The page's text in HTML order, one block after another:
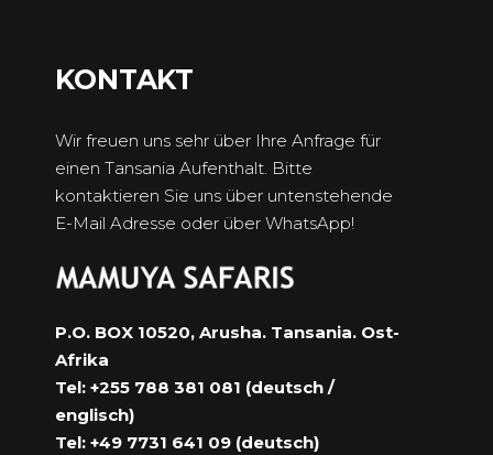
KONTAKT
Wir freuen uns sehr über Ihre Anfrage für
einen Tansania Aufenthalt. Bitte
kontaktieren Sie uns über untenstehende
E-Mail Adresse oder über WhatsApp!
P.O. BOX 10520, Arusha. Tansania. Ost-
Afrika
Tel: +255 788 381 081 (deutsch /
englisch)
Tel: +49 7731 641 09 (deutsch)